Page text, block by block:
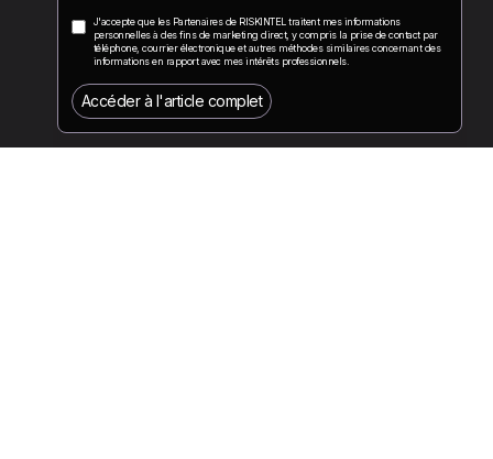
J'accepte que les Partenaires de RISKINTEL traitent mes informations
personnelles à des fins de marketing direct, y compris la prise de contact par
téléphone, courrier électronique et autres méthodes similaires concernant des
informations en rapport avec mes intérêts professionnels.